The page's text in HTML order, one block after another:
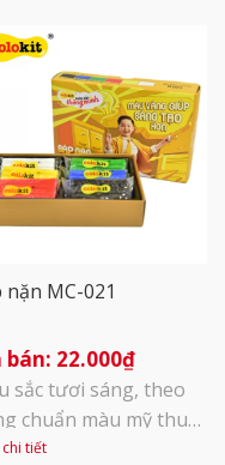
nặn MC-021
22.000₫
sắc tươi sáng, theo
chuẩn màu mỹ thuật
Đặc biệt sáp nặn
tiết